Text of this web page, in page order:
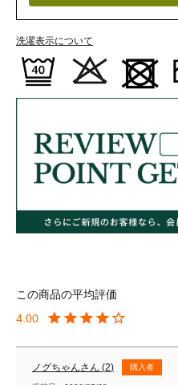
洗濯表示について
4.00
ノグちゃん 2 購入者